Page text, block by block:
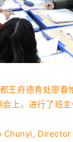
王府德育处廖春
上，进行了班主
Chunyi,